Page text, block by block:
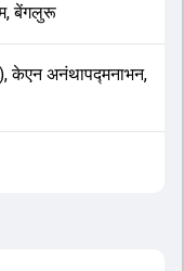
बेंगलुरू
केएन अनंथापद्मनाभन,